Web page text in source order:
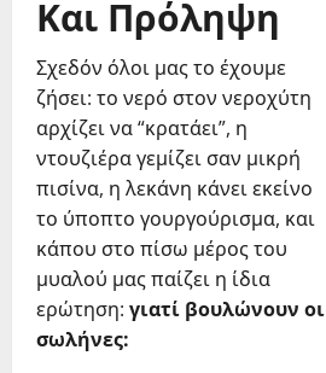
Και Πρόληψη
Σχεδόν όλοι μας το έχουμε
ζήσει: το νερό στον νεροχύτη
αρχίζει να “κρατάει”, η
ντουζιέρα γεμίζει σαν μικρή
πισίνα, η λεκάνη κάνει εκείνο
το ύποπτο γουργούρισμα, και
κάπου στο πίσω μέρος του
μυαλού μας παίζει η ίδια
ερώτηση: γιατί βουλώνουν οι
σωλήνες: